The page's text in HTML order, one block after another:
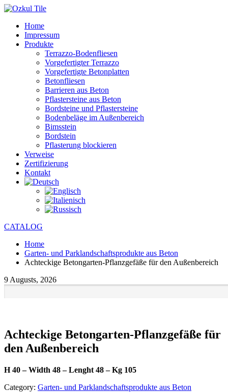
Home
Impressum
Produkte
Terrazzo-Bodenfliesen
Vorgefertigter Terrazzo
Vorgefertigte Betonplatten
Betonfliesen
Barrieren aus Beton
Pflastersteine aus Beton
Bordsteine und Pflastersteine
Bodenbeläge im Außenbereich
Bimsstein
Bordstein
Pflasterung blockieren
Verweise
Zertifizierung
Kontakt
CATALOG
Home
Garten- und Parklandschaftsprodukte aus Beton
Achteckige Betongarten-Pflanzgefäße für den Außenbereich
9 Augusts, 2026
Achteckige Betongarten-Pflanzgefäße für
den Außenbereich
H 40 – Width 48 – Lenght 48 – Kg 105
Category: Garten- und Parklandschaftsprodukte aus Beton